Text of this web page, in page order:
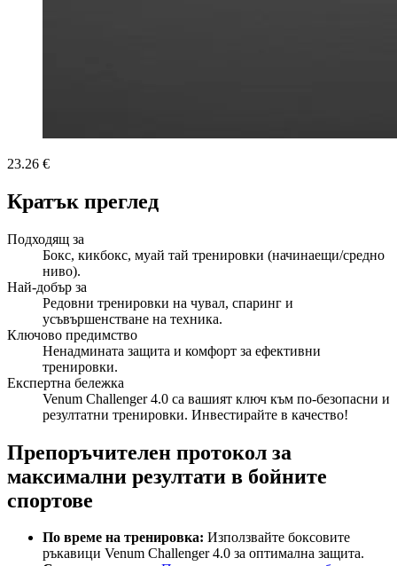
23.26 €
Кратък преглед
Подходящ за
Бокс, кикбокс, муай тай тренировки (начинаещи/средно
ниво).
Най-добър за
Редовни тренировки на чувал, спаринг и
усъвършенстване на техника.
Ключово предимство
Ненадмината защита и комфорт за ефективни
тренировки.
Експертна бележка
Venum Challenger 4.0 са вашият ключ към по-безопасни и
резултатни тренировки. Инвестирайте в качество!
Препоръчителен протокол за
максимални резултати в бойните
спортове
По време на тренировка: Използвайте боксовите
ръкавици Venum Challenger 4.0 за оптимална защита.